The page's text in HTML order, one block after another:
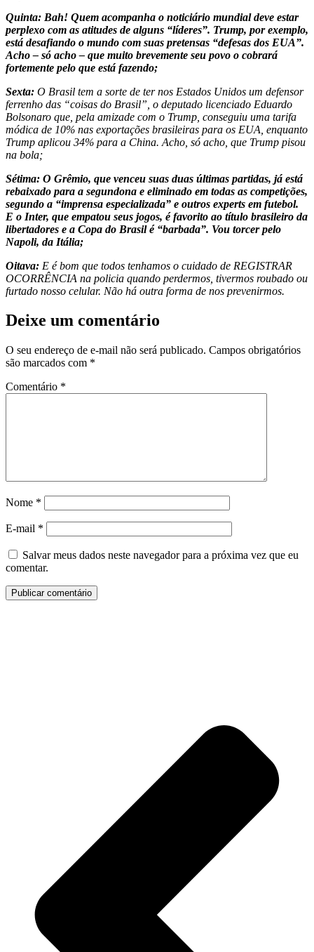
Quinta: Bah! Quem acompanha o noticiário mundial deve estar
perplexo com as atitudes de alguns “líderes”. Trump, por exemplo,
está desafiando o mundo com suas pretensas “defesas dos EUA”.
Acho – só acho – que muito brevemente seu povo o cobrará
fortemente pelo que está fazendo;
Sexta: O Brasil tem a sorte de ter nos Estados Unidos um defensor
ferrenho das “coisas do Brasil”, o deputado licenciado Eduardo
Bolsonaro que, pela amizade com o Trump, conseguiu uma tarifa
módica de 10% nas exportações brasileiras para os EUA, enquanto
Trump aplicou 34% para a China. Acho, só acho, que Trump pisou
na bola;
Sétima: O Grêmio, que venceu suas duas últimas partidas, já está
rebaixado para a segundona e eliminado em todas as competições,
segundo a “imprensa especializada” e outros experts em futebol.
E o Inter, que empatou seus jogos, é favorito ao título brasileiro da
libertadores e a Copa do Brasil é “barbada”. Vou torcer pelo
Napoli, da Itália;
Oitava: E é bom que todos tenhamos o cuidado de REGISTRAR
OCORRÊNCIA na policia quando perdermos, tivermos roubado ou
furtado nosso celular. Não há outra forma de nos prevenirmos.
Deixe um comentário
O seu endereço de e-mail não será publicado. Campos obrigatórios
são marcados com *
Comentário *
Nome *
E-mail *
Salvar meus dados neste navegador para a próxima vez que eu
comentar.